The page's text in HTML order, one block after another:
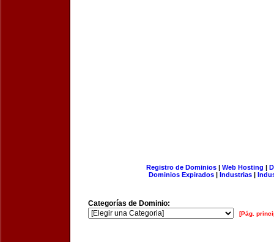
Registro de Dominios| Web Hosting |
Dominios Expirados | Industrias |
Categorías de Dominio:
[Pág.